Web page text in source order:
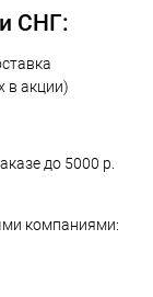
СНГ:
в акции)
до 5000 р.
компаниями: